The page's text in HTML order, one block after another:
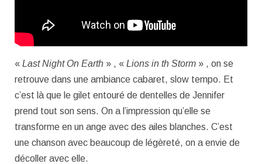
« Last Night On Earth » , « Lions in th Storm » , on se
retrouve dans une ambiance cabaret, slow tempo. Et
c’est là que le gilet entouré de dentelles de Jennifer
prend tout son sens. On a l’impression qu’elle se
transforme en un ange avec des ailes blanches. C’est
une chanson avec beaucoup de légèreté, on a envie de
décoller avec elle.